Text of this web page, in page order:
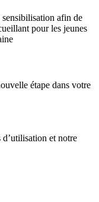
afin de
pour les jeunes
étape dans votre
et notre